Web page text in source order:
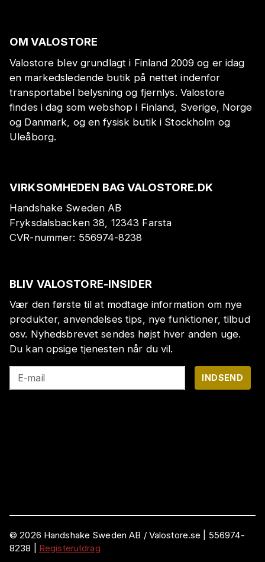
OM VALOSTORE
Valostore blev grundlagt i Finland 2009 og er idag
en markedsledende butik på nettet indenfor
transportabel belysning og fjernlys. Valostore
findes i dag som webshop i Finland, Sverige, Norge
og Danmark, og en fysisk butik i Stockholm og
Uleåborg.
VIRKSOMHEDEN BAG VALOSTORE.DK
Handshake Sweden AB
Fryksdalsbacken 38, 12343 Farsta
CVR-nummer: 556974-8238
BLIV VALOSTORE-INSIDER
Vær den første til at modtage information om nye
produkter, anvendelses tips, nye funktioner, tilbud
osv. Nyhedsbrevet sendes højst hver anden uge.
Du kan opsige tjenesten når du vil.
E-mail INDSEND
©2026 Handshake Sweden AB / Valostore.se | 556974-
8238
Registerutdrag